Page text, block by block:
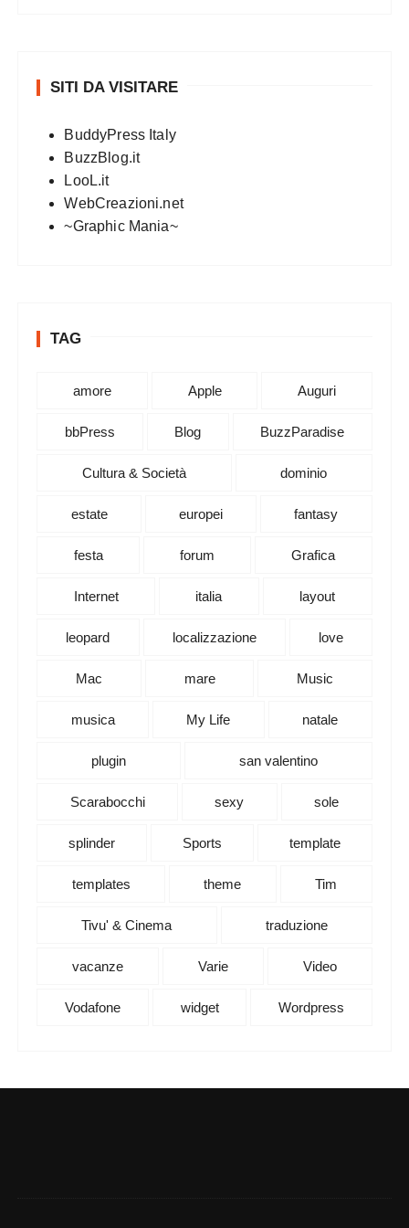
SITI DA VISITARE
BuddyPress Italy
BuzzBlog.it
LooL.it
WebCreazioni.net
~Graphic Mania~
TAG
amore Apple Auguri
bbPress Blog BuzzParadise
Cultura & Società dominio
estate europei fantasy
festa forum Grafica
Internet italia layout
leopard localizzazione love
Mac mare Music
musica My Life natale
plugin san valentino
Scarabocchi sexy sole
splinder Sports template
templates theme Tim
Tivu' & Cinema traduzione
vacanze Varie Video
Vodafone widget Wordpress